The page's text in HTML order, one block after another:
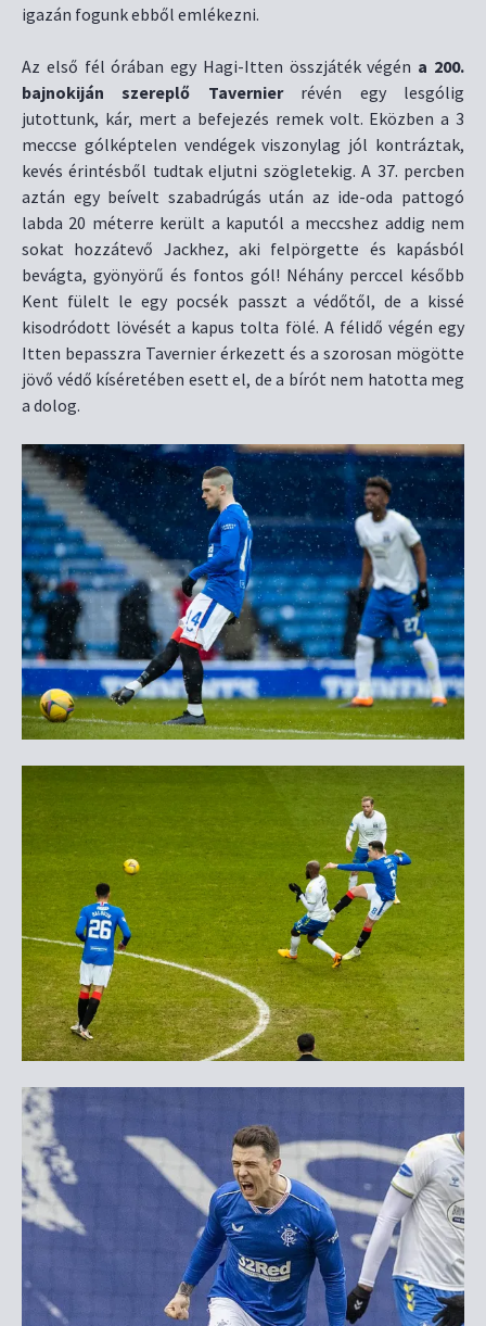
igazán fogunk ebből emlékezni.
Az első fél órában egy Hagi-Itten összjáték végén a 200.
bajnokiján szereplő Tavernierrévén egy lesgólig
jutottunk, kár, mert a befejezés remek volt. Eközben a 3
meccse gólképtelen vendégek viszonylag jól kontráztak,
kevés érintésből tudtak eljutni szögletekig. A 37. percben
aztán egy beívelt szabadrúgás után az ide-oda pattogó
labda 20 méterre került a kaputól a meccshez addig nem
sokat hozzátevő Jackhez, aki felpörgette és kapásból
bevágta, gyönyörű és fontos gól! Néhány perccel később
Kent fülelt le egy pocsék passzt a védőtől, de a kissé
kisodródott lövését a kapus tolta fölé. A félidő végén egy
Itten bepasszra Tavernier érkezett és a szorosan mögötte
jövő védő kíséretében esett el, de a bírót nem hatotta meg
a dolog.